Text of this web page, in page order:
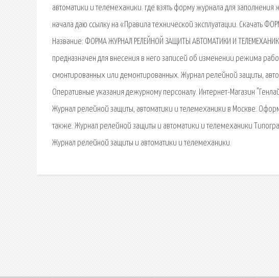
автоматики и телемеханики. где взять форму журнала для
начала даю ссылку на «Правила технической эксплуатации. Скачать
Название: ФОРМА ЖУРНАЛ РЕЛЕЙНОЙ ЗАЩИТЫ АВТОМАТИКИ И
предназначен для внесения в него записей об изменении режима
смонтированных или демонтированных. Журнал релейной защиты,
Оперативные указания дежурному персоналу. Интернет-Магазин
Журнал релейной защиты, автоматики и телемеханики в Москве.
также. Журнал релейной защиты и автоматики и телемеханики
Журнал релейной защиты и автоматики и телемеханики.